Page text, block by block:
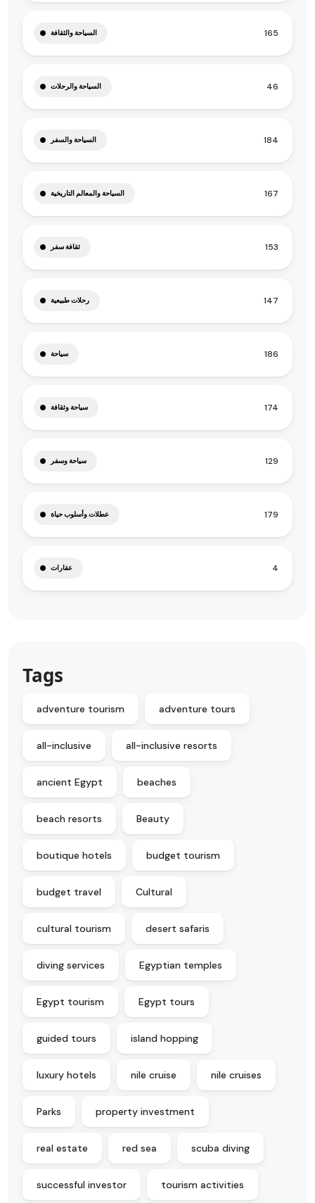
السياحة والثقافة 165
السياحة والرحلات 46
السياحة والسفر 184
السياحة والمعالم التاريخية 167
ثقافة سفر 153
رحلات طبيعية 147
سياحة 186
سياحة وثقافة 174
سياحة وسفر 129
عطلات وأسلوب حياة 179
عقارات 4
Tags
adventure tourism adventure tours
all-inclusive all-inclusive resorts
ancient Egypt beaches
beach resorts Beauty
boutique hotels budget tourism
budget travel Cultural
cultural tourism desert safaris
diving services Egyptian temples
Egypt tourism Egypt tours
guided tours island hopping
luxury hotels nile cruise nile cruises
Parks property investment
real estate red sea scuba diving
successful investor tourism activities